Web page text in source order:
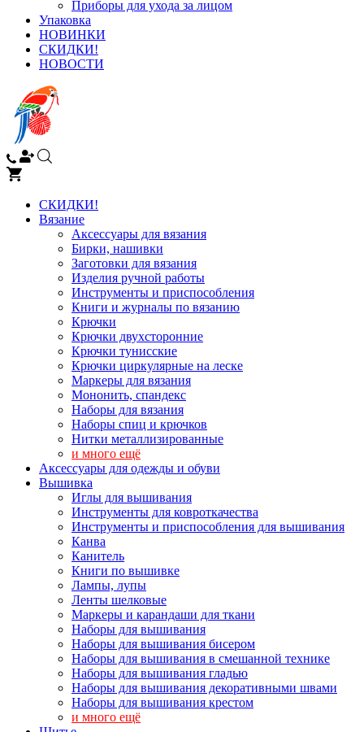
Приборы для ухода за лицом
Упаковка
НОВИНКИ
СКИДКИ!
НОВОСТИ
СКИДКИ!
Вязание
Аксессуары для вязания
Бирки, нашивки
Заготовки для вязания
Изделия ручной работы
Инструменты и приспособления
Книги и журналы по вязанию
Крючки
Крючки двухсторонние
Крючки тунисские
Крючки циркулярные на леске
Маркеры для вязания
Мононить, спандекс
Наборы для вязания
Наборы спиц и крючков
Нитки металлизированные
и много ещё
Аксессуары для одежды и обуви
Вышивка
Иглы для вышивания
Инструменты для ковроткачества
Инструменты и приспособления для вышивания
Канва
Канитель
Книги по вышивке
Лампы, лупы
Ленты шелковые
Маркеры и карандаши для ткани
Наборы для вышивания
Наборы для вышивания бисером
Наборы для вышивания в смешанной технике
Наборы для вышивания гладью
Наборы для вышивания декоративными швами
Наборы для вышивания крестом
и много ещё